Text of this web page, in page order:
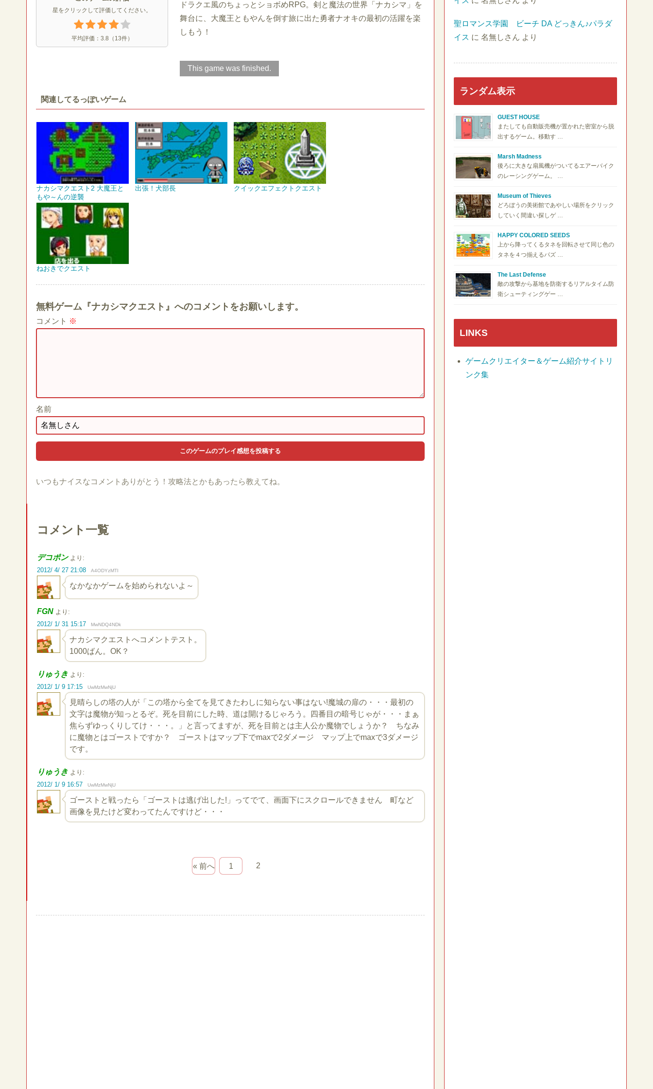
星をクリックして評価してください。
平均評価： 3.8 （ 13件）
ドラクエ風のちょっとショボめRPG。剣と魔法の世界「ナカシマ」を
舞台に、大魔王ともやんを倒す旅に出た勇者ナオキの最初の活躍を楽
しもう！
This game was finished.
関連してるっぽいゲーム
ナカシマクエスト2 大魔王と
もや～んの逆襲
出張！犬部長 クイックエフェクトクエスト
ねおきでクエスト
無料ゲーム『ナカシマクエスト』へのコメントをお願いします。
コメント ※
名前
いつもナイスなコメントありがとう！攻略法とかもあったら教えてね。
コメント一覧
デコポン より:
2012/ 4/ 27 21:08
A4ODYzMTI
なかなかゲームを始められないよ～
FGN より:
2012/ 1/ 31 15:17
MwNDQ4NDk
ナカシマクエストへコメントテスト。
1000ばん。OK？
りゅうき より:
2012/ 1/ 9 17:15
UwMzMwNjU
見晴らしの塔の人が「この塔から全てを見てきたわしに知らない事はない!魔城の扉の・・・最初の
文字は魔物が知っとるぞ。死を目前にした時、道は開けるじゃろう。四番目の暗号じゃが・・・まぁ
焦らずゆっくりしてけ・・・。」と言ってますが、死を目前とは主人公か魔物でしょうか？ ちなみ
に魔物とはゴーストですか？ ゴーストはマップ下でmaxで2ダメージ マップ上でmaxで3ダメージ
です。
りゅうき より:
2012/ 1/ 9 16:57
UwMzMwNjU
ゴーストと戦ったら「ゴーストは逃げ出した!」ってでて、画面下にスクロールできません 町など
画像を見たけど変わってたんですけど・・・
« 前へ 1 2
聖ロマンス学園 ビーチ DA どっきん♪パラダ
イス に 名無しさん より
ランダム表示
GUEST HOUSE
またしても自動販売機が置かれた密室から脱
出するゲーム。移動す …
Marsh Madness
後ろに大きな扇風機がついてるエアーバイク
のレーシングゲーム。 …
Museum of Thieves
どろぼうの美術館であやしい場所をクリック
していく間違い探しゲ …
HAPPY COLORED SEEDS
上から降ってくるタネを回転させて同じ色の
タネを４つ揃えるパズ …
The Last Defense
敵の攻撃から基地を防衛するリアルタイム防
衛シューティングゲー …
LINKS
ゲームクリエイター＆ゲーム紹介サイトリ
ンク集